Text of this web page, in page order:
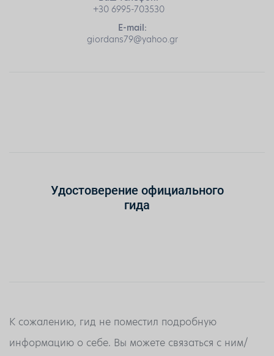
+30 6995-703530
E-mail:
giordans79@yahoo.gr
Удостоверение официального
гида
К сожалению, гид не поместил подробную
информацию о себе. Вы можете связаться с ним/